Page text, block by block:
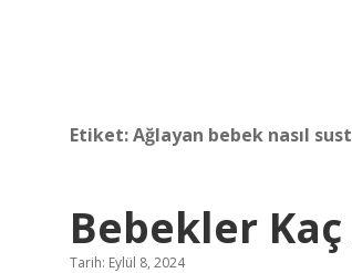
Etiket:Ağlayan bebek nasıl
Bebekler
Tarih: Eylül 8, 2024